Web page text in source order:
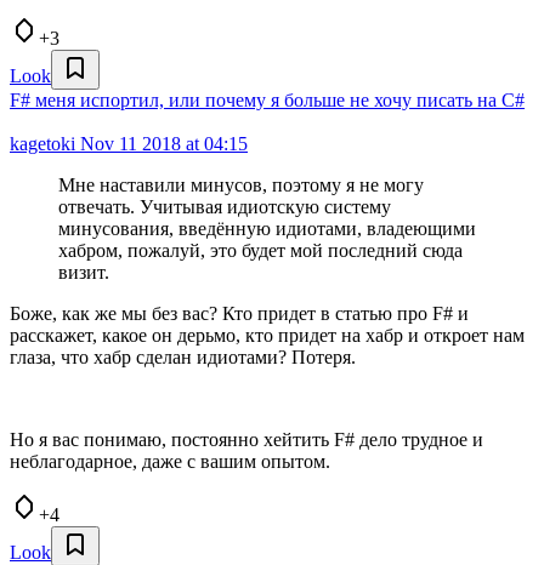
+3
Look
F# меня испортил, или почему я больше не хочу писать на C#
kagetoki Nov 11 2018 at 04:15
Мне наставили минусов, поэтому я не могу
отвечать. Учитывая идиотскую систему
минусования, введённую идиотами, владеющими
хабром, пожалуй, это будет мой последний сюда
визит.
Боже, как же мы без вас? Кто придет в статью про F# и
расскажет, какое он дерьмо, кто придет на хабр и откроет нам
глаза, что хабр сделан идиотами? Потеря.
Но я вас понимаю, постоянно хейтить F# дело трудное и
неблагодарное, даже с вашим опытом.
+4
Look